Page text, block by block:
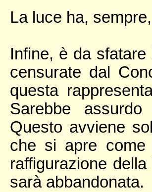
La luce ha,
Infine, è da
censurate dal
questa
Sarebbe
Questo avviene
che si apre come
raffigurazione
sarà abbandonata.